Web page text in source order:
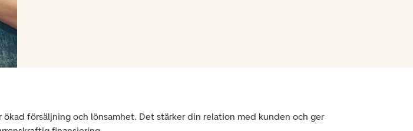
försäljning och lönsamhet. Det stärker din relation med kunden och ger